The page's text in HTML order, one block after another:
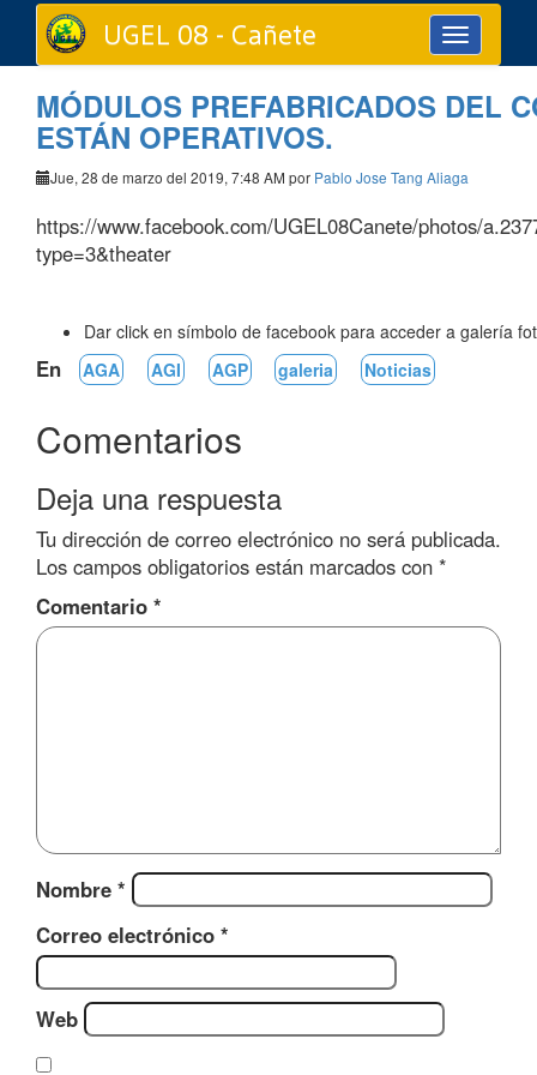
Toggle
navigation
UGEL 08 - Cañete
MÓDULOS PREFABRICADOS DEL
ESTÁN OPERATIVOS.
Jue, 28 de marzo del 2019, 7:48 AM por Pablo Jose Tang Aliaga
https://www.facebook.com/UGEL08Canete/photos/
type=3&theater
Dar click en símbolo de facebook para acceder a galería
En AGA AGI AGP galeria Noticias
Comentarios
Deja una respuesta
Tu dirección de correo electrónico no será publicada.
Los campos obligatorios están marcados con *
Comentario *
Nombre *
Correo electrónico *
Web